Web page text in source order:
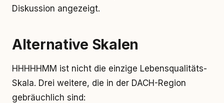
Diskussion angezeigt.
Alternative Skalen
HHHHHMM ist nicht die einzige Lebensqualitäts-
Skala. Drei weitere, die in der DACH-Region
gebräuchlich sind: